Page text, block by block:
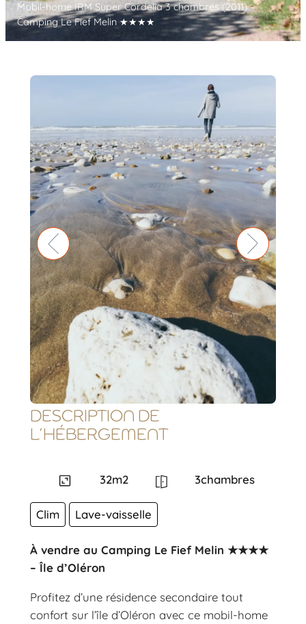
Mobil-home IRM Super Cordelia 3 chambres (2011) –
Camping Le Fief Melin ★★★★
DESCRIPTION DE
L’HÉBERGEMENT
32m2 3chambres
Clim Lave-vaisselle
À vendre au Camping Le Fief Melin ★★★★
– Île d’Oléron
Profitez d’une résidence secondaire tout
confort sur l’île d’Oléron avec ce mobil-home